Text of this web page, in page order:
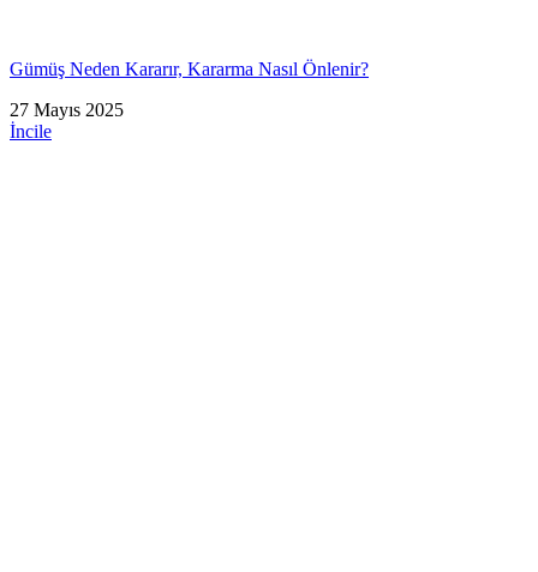
Gümüş Neden Kararır, Kararma Nasıl Önlenir?
27 Mayıs 2025
İncile